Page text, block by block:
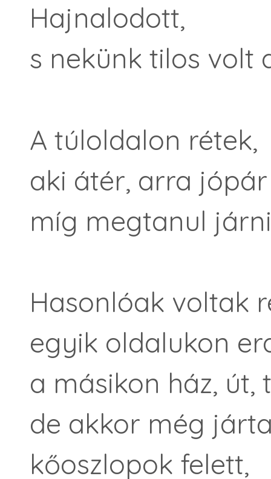
Hajnalodott,
s nekünk tilos volt
A túloldalon rétek,
aki átér, arra
míg megtanul
Hasonlóak voltak
egyik oldalukon
a másikon ház, út,
de akkor még
kőoszlopok felett,